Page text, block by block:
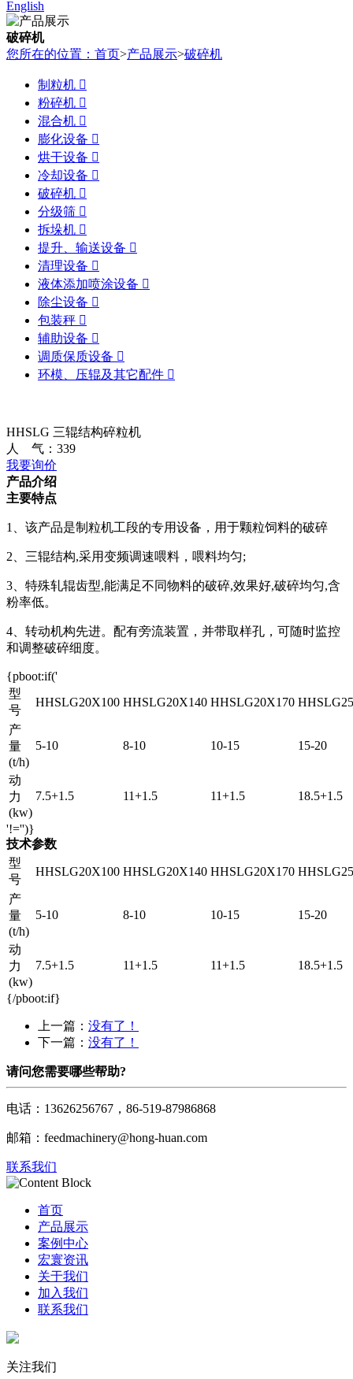
English
破碎机
您所在的位置：首页>产品展示>破碎机
制粒机 
粉碎机 
混合机 
膨化设备 
烘干设备 
冷却设备 
破碎机 
分级筛 
拆垛机 
提升、输送设备 
清理设备 
液体添加喷涂设备 
除尘设备 
包装秤 
辅助设备 
调质保质设备 
环模、压辊及其它配件 
HHSLG 三辊结构碎粒机
人 气： 339
我要询价
产品介绍
主要特点
1、该产品是制粒机工段的专用设备，用于颗粒饲料的破碎
2、三辊结构,采用变频调速喂料，喂料均匀;
3、特殊轧辊齿型,能满足不同物料的破碎,效果好,破碎均匀,含
粉率低。
4、转动机构先进。配有旁流装置，并带取样孔，可随时监控
和调整破碎细度。
{pboot:if('
型
号
HHSLG20X100 HHSLG20X140 HHSLG20X170
产
量
(t/h)
5-10 8-10 10-15 15-20
动
力
(kw)
7.5+1.5 11+1.5 11+1.5 18.5+1.5
'!='')}
技术参数
型
号
HHSLG20X100 HHSLG20X140 HHSLG20X170
产
量
(t/h)
5-10 8-10 10-15 15-20
动
力
(kw)
7.5+1.5 11+1.5 11+1.5 18.5+1.5
{/pboot:if}
上一篇： 没有了！
下一篇： 没有了！
请问您需要哪些帮助?
电话：13626256767，86-519-87986868
邮箱：feedmachinery@hong-huan.com
联系我们
首页
产品展示
案例中心
宏寰资讯
关于我们
加入我们
联系我们
关注我们